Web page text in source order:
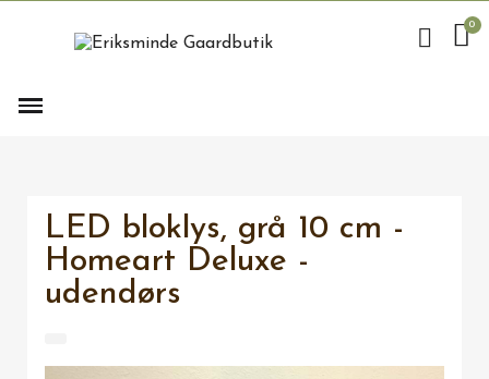
LED bloklys, grå 10 cm -
Homeart Deluxe -
udendørs